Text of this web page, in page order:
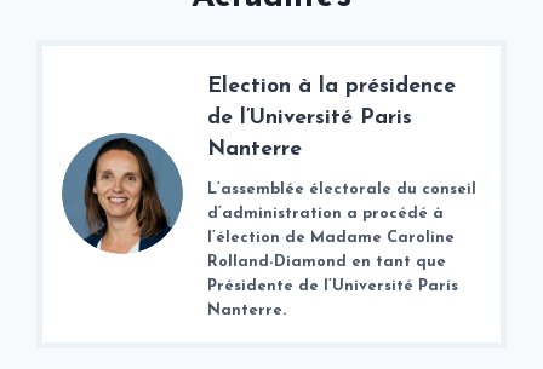
Election à la présidence
de l’Université Paris
Nanterre
L’assemblée électorale du conseil
d’administration a procédé à
l’élection de Madame Caroline
Rolland-Diamond en tant que
Présidente de l’Université Paris
Nanterre.